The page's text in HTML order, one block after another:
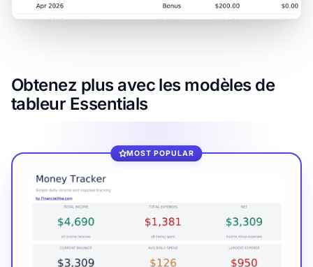
Obtenez plus avec les modèles de
tableur Essentials
MOST POPULAR